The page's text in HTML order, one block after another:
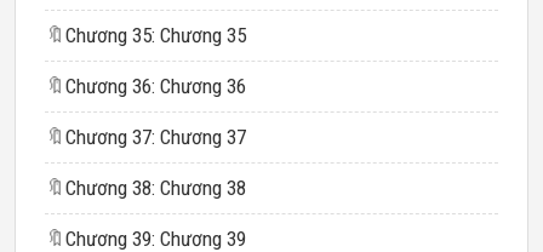
🔖 Chương 35: Chương 35
🔖 Chương 36: Chương 36
🔖 Chương 37: Chương 37
🔖 Chương 38: Chương 38
🔖 Chương 39: Chương 39